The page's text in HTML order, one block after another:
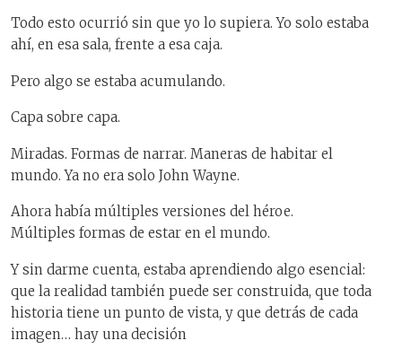
Todo esto ocurrió sin que yo lo supiera. Yo solo estaba
ahí, en esa sala, frente a esa caja.
Pero algo se estaba acumulando.
Capa sobre capa.
Miradas. Formas de narrar. Maneras de habitar el
mundo. Ya no era solo John Wayne.
Ahora había múltiples versiones del héroe.
Múltiples formas de estar en el mundo.
Y sin darme cuenta, estaba aprendiendo algo esencial:
que la realidad también puede ser construida, que toda
historia tiene un punto de vista, y que detrás de cada
imagen… hay una decisión